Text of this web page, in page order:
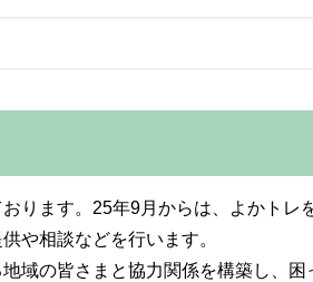
ります。25年9月からは、よかトレ
や相談などを行います。
域の皆さまと協力関係を構築し、困